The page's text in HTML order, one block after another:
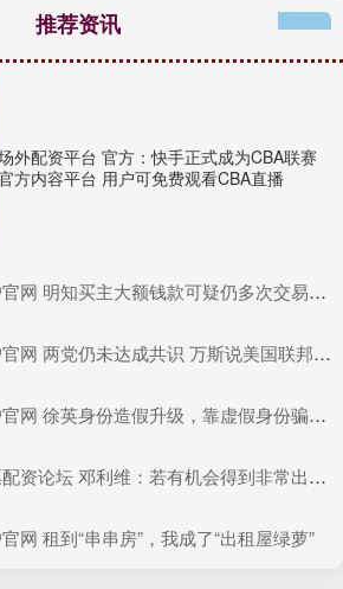
推荐资讯
外配资平台 官方：快手正式成为CBA联赛
方内容平台 用户可免费观看CBA直播
大额钱款可疑仍多次交易，一金店老板配合电诈人员转移赃款获刑
党仍未达成共识 万斯说美国联邦政府即将“关门”
份造假升级，靠虚假身份骗了288万，研究庞家捐赠文物课题
维：若有机会得到非常出色的球员 那我们愿动用所有资源交易
网 租到“串串房”，我成了“出租屋绿萝”